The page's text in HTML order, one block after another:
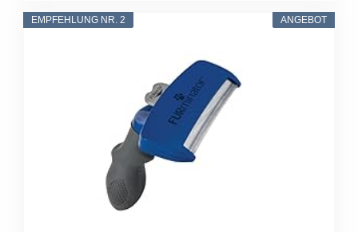
ANGEBOT
EMPFEHLUNG NR. 2